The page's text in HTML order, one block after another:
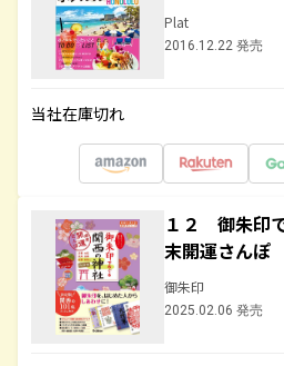
Plat
2016.12.22 発売
当社在庫切れ
１２ 御朱印
末開運さん
御朱印
2025.02.06 発売